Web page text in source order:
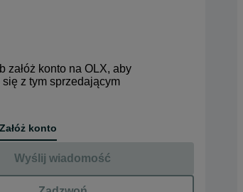
załóż konto na OLX, aby
z tym sprzedającym
konto
Wyślij wiadomość